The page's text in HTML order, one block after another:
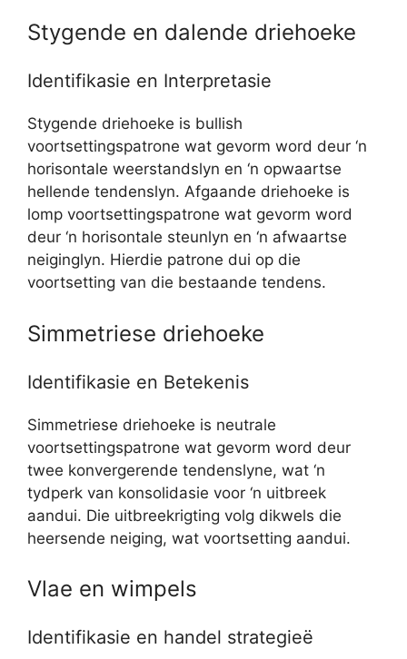
Stygende en dalende driehoeke
Identifikasie en Interpretasie
Stygende driehoeke is bullish
voortsettingspatrone wat gevorm word deur ‘n
horisontale weerstandslyn en ‘n opwaartse
hellende tendenslyn. Afgaande driehoeke is
lomp voortsettingspatrone wat gevorm word
deur ‘n horisontale steunlyn en ‘n afwaartse
neiginglyn. Hierdie patrone dui op die
voortsetting van die bestaande tendens.
Simmetriese driehoeke
Identifikasie en Betekenis
Simmetriese driehoeke is neutrale
voortsettingspatrone wat gevorm word deur
twee konvergerende tendenslyne, wat ‘n
tydperk van konsolidasie voor ‘n uitbreek
aandui. Die uitbreekrigting volg dikwels die
heersende neiging, wat voortsetting aandui.
Vlae en wimpels
Identifikasie en handel strategieë